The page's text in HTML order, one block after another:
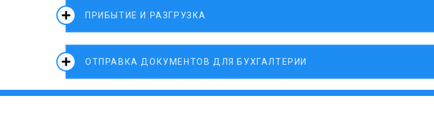
ПРИБЫТИЕ И РАЗГРУЗКА
ОТПРАВКА ДОКУМЕНТОВ ДЛЯ БУХГАЛТЕРИИ